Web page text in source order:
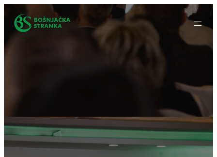
sadržaj